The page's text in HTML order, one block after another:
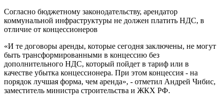
Согласно бюджетному законодательству, арендатор
коммунальной инфраструктуры не должен платить НДС, в
отличие от концессионеров
«И те договоры аренды, которые сегодня заключены, не могут
быть трансформированными в концессию без
дополнительного НДС, который пойдет в тариф или в
качестве убытка концессионера. При этом концессия - на
порядок лучшая форма, чем аренда», - отметил Андрей Чибис,
заместитель министра строительства и ЖКХ РФ.